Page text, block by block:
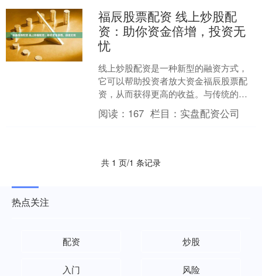
福辰股票配资 线上炒股配
资：助你资金倍增，投资无
忧
线上炒股配资是一种新型的融资方式，
它可以帮助投资者放大资金福辰股票配
资，从而获得更高的收益。与传统的融
资方式相比，线上炒股配资具有以下优
势： 我们的配资利率合理....
阅读： 167 栏目： 实盘配资公司
共 1 页/1 条记录
热点关注
配资 炒股
入门 风险